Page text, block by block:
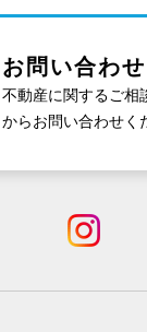
お問い合わせ
不動産に関するご相
からお問い合わせく